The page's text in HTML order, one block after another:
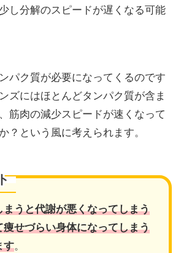
し分解のスピードが遅くなる可能
パク質が必要になってくるのです
ズにはほとんどタンパク質が含ま
筋肉の減少スピードが速くなって
？という風に考えられます。
まうと代謝が悪くなってしまう
痩せづらい身体になってしまう
す。